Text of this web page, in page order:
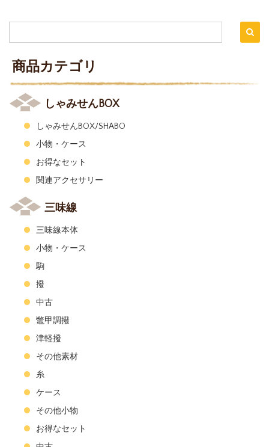
商品カテゴリ
しゃみせんBOX
しゃみせんBOX/SHABO
小物・ケース
お得なセット
関連アクセサリー
三味線
三味線本体
小物・ケース
駒
撥
中古
鼈甲調撥
津軽撥
その他素材
糸
ケース
その他小物
お得なセット